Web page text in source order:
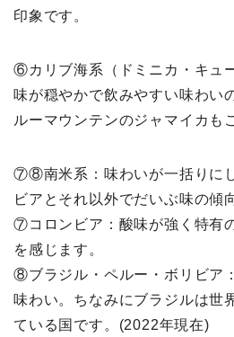
印象です。
⑥カリブ海系（ドミニカ・キュ
味が穏やかで飲みやすい味わい
ルーマウンテンのジャマイカも
⑦⑧南⽶系：味わいが⼀括りに
ビアとそれ以外でだいぶ味の傾
⑦コロンビア：酸味が強く特有
を感じます。
⑧ブラジル・ペルー・ボリビア
味わい。ちなみにブラジルは世
ている国です。(2022年現在)